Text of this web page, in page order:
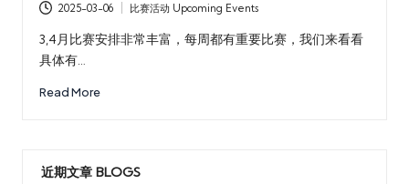
2025-03-06
Posted
in
比赛活动 Upcoming Events
3,4月比赛安排非常丰富，每周都有重要比赛，我们来看看
具体有…
Read More
近期文章 BLOGS